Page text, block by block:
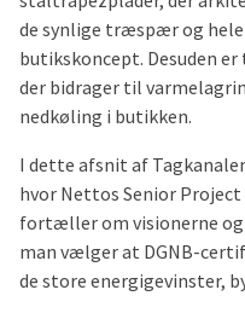
de synlige træspær og
butikskoncept. Desuden
der bidrager til
nedkøling i butikken.
I dette afsnit af
hvor Nettos Senior
fortæller om visionerne
man vælger at DGNB-
de store energigevinster,